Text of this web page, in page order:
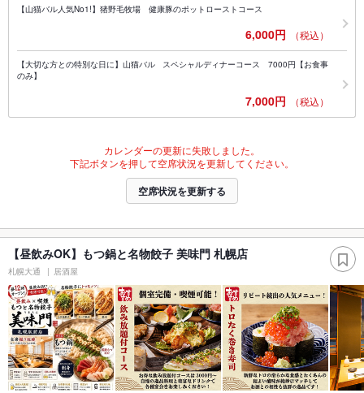
【山猫バル人気No1!】猪野毛牧場 健康豚のポットローストコース
6,000円 （税込）
【大切な方との特別な日に】山猫バル スペシャルディナーコース 7000円【お食事
のみ】
7,000円 （税込）
カレンダーの更新に失敗しました。
下記ボタンを押して空席状況を更新してください。
空席状況を更新する
【昼飲みOK】もつ鍋と名物餃子 美味門 札幌店
札幌大通 居酒屋